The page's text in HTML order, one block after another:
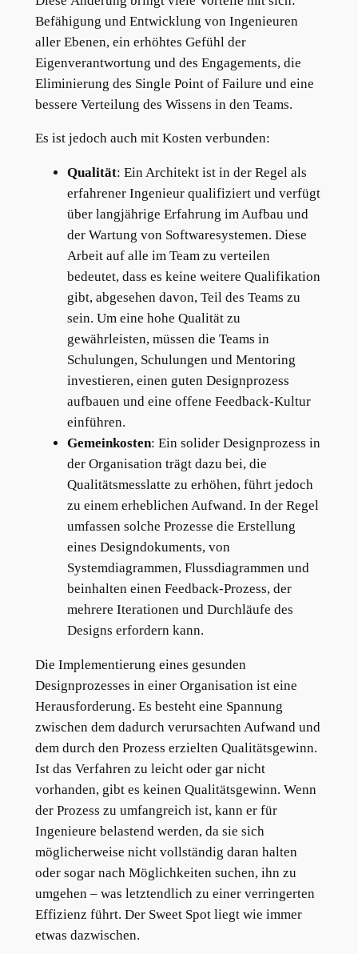
Befähigung und Entwicklung von Ingenieuren
aller Ebenen, ein erhöhtes Gefühl der
Eigenverantwortung und des Engagements, die
Eliminierung des Single Point of Failure und eine
bessere Verteilung des Wissens in den Teams.
Es ist jedoch auch mit Kosten verbunden:
Qualität: Ein Architekt ist in der Regel als
erfahrener Ingenieur qualifiziert und verfügt
über langjährige Erfahrung im Aufbau und
der Wartung von Softwaresystemen. Diese
Arbeit auf alle im Team zu verteilen
bedeutet, dass es keine weitere Qualifikation
gibt, abgesehen davon, Teil des Teams zu
sein. Um eine hohe Qualität zu
gewährleisten, müssen die Teams in
Schulungen, Schulungen und Mentoring
investieren, einen guten Designprozess
aufbauen und eine offene Feedback-Kultur
einführen.
Gemeinkosten: Ein solider Designprozess in
der Organisation trägt dazu bei, die
Qualitätsmesslatte zu erhöhen, führt jedoch
zu einem erheblichen Aufwand. In der Regel
umfassen solche Prozesse die Erstellung
eines Designdokuments, von
Systemdiagrammen, Flussdiagrammen und
beinhalten einen Feedback-Prozess, der
mehrere Iterationen und Durchläufe des
Designs erfordern kann.
Die Implementierung eines gesunden
Designprozesses in einer Organisation ist eine
Herausforderung. Es besteht eine Spannung
zwischen dem dadurch verursachten Aufwand und
dem durch den Prozess erzielten Qualitätsgewinn.
Ist das Verfahren zu leicht oder gar nicht
vorhanden, gibt es keinen Qualitätsgewinn. Wenn
der Prozess zu umfangreich ist, kann er für
Ingenieure belastend werden, da sie sich
möglicherweise nicht vollständig daran halten
oder sogar nach Möglichkeiten suchen, ihn zu
umgehen – was letztendlich zu einer verringerten
Effizienz führt. Der Sweet Spot liegt wie immer
etwas dazwischen.